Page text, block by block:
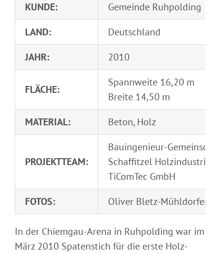
KUNDE:
Gemeinde Ruhpolding
LAND:
Deutschland
JAHR:
2010
FLÄCHE:
Spannweite 16,20 m
Breite 14,50 m
MATERIAL:
Beton, Holz
PROJEKTTEAM:
Bauingenieur-
Schaffitzel Holzindustrie
TiComTec GmbH
FOTOS:
Oliver Bletz-Mühldorfer
In der Chiemgau-Arena in Ruhpolding war im
März 2010 Spatenstich für die erste Holz-